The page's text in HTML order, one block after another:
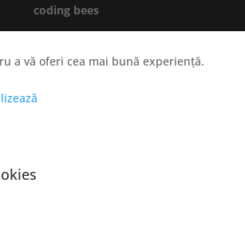
coding bees
a vă oferi cea mai bună experiență.